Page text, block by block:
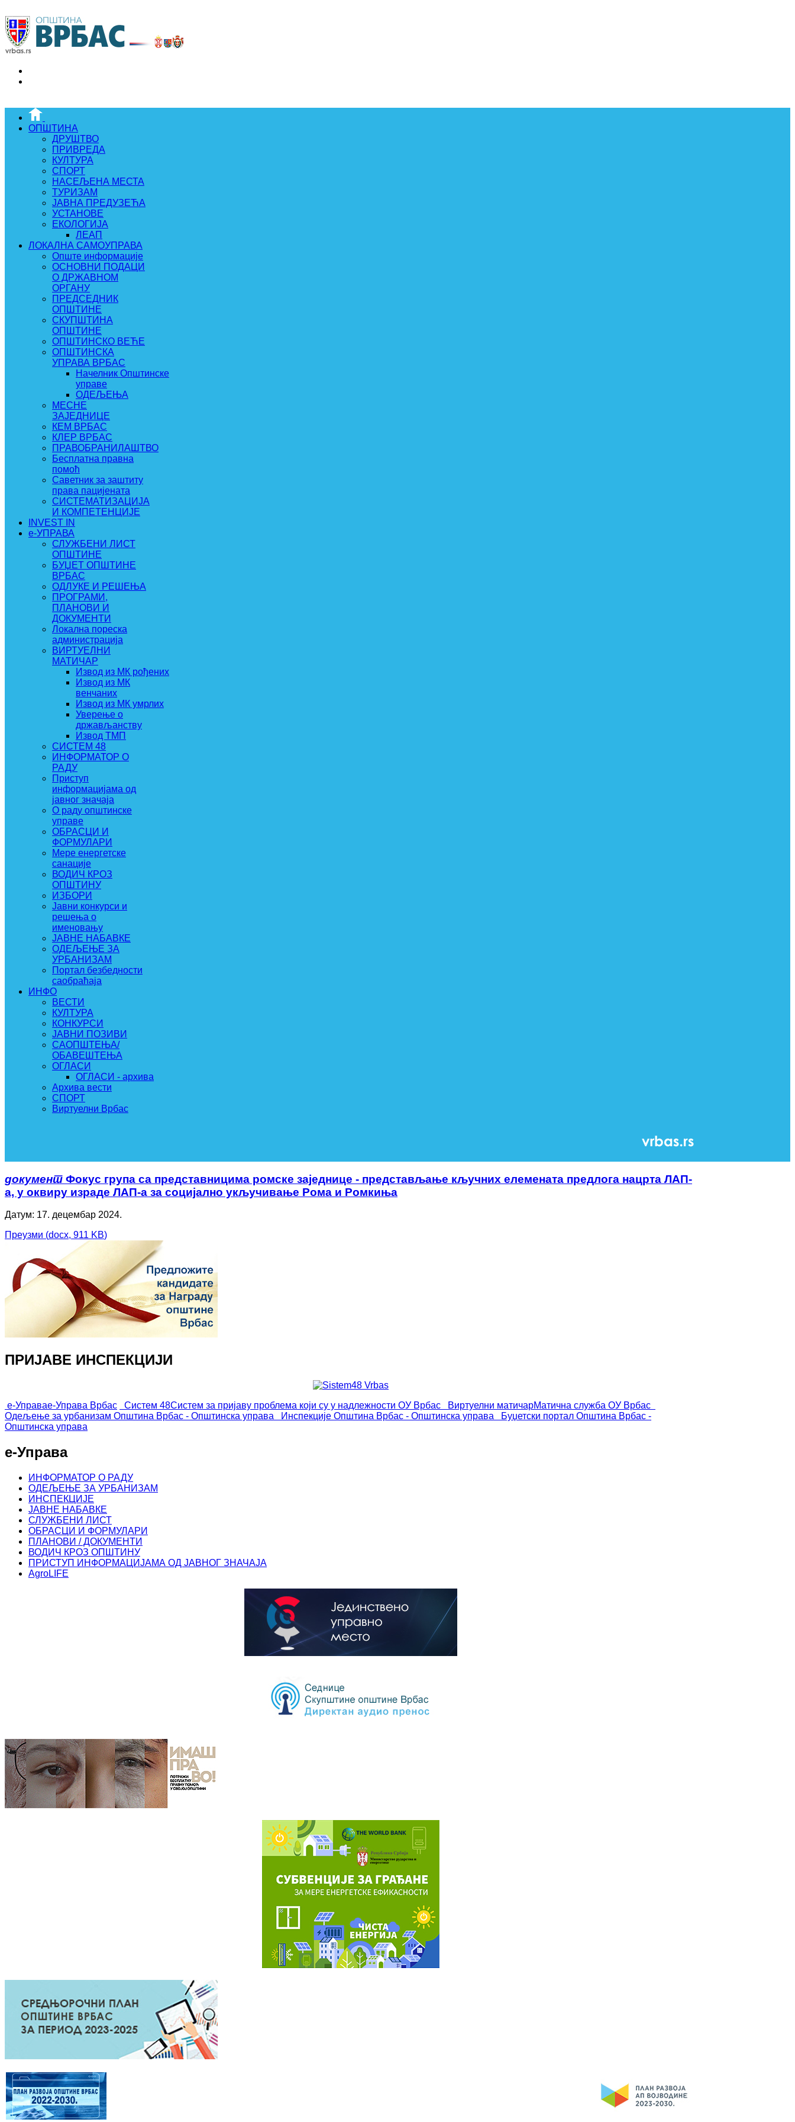
ОПШТИНА
ДРУШТВО
ПРИВРЕДА
КУЛТУРА
СПОРТ
НАСЕЉЕНА МЕСТА
ТУРИЗАМ
ЈАВНА ПРЕДУЗЕЋА
УСТАНОВЕ
ЕКОЛОГИЈА
ЛЕАП
ЛОКАЛНА САМОУПРАВА
Опште информације
ОСНОВНИ ПОДАЦИ
О ДРЖАВНОМ
ОРГАНУ
ПРЕДСЕДНИК
ОПШТИНЕ
СКУПШТИНА
ОПШТИНЕ
ОПШТИНСКО ВЕЋЕ
ОПШТИНСКА
УПРАВА ВРБАС
Начелник Општинске
управе
ОДЕЉЕЊА
МЕСНЕ
ЗАЈЕДНИЦЕ
КЕМ ВРБАС
КЛЕР ВРБАС
ПРАВОБРАНИЛАШТВО
Бесплатна правна
помоћ
Саветник за заштиту
права пацијената
СИСТЕМАТИЗАЦИЈА
И КОМПЕТЕНЦИЈЕ
INVEST IN
e-УПРАВА
СЛУЖБЕНИ ЛИСТ
ОПШТИНЕ
БУЏЕТ ОПШТИНЕ
ВРБАС
ОДЛУКЕ И РЕШЕЊА
ПРОГРАМИ,
ПЛАНОВИ И
ДОКУМЕНТИ
Локална пореска
администрација
ВИРТУЕЛНИ
МАТИЧАР
Извод из МК рођених
Извод из МК
венчаних
Извод из МК умрлих
Уверење о
држављанству
Извод ТМП
СИСТЕМ 48
ИНФОРМАТОР О
РАДУ
Приступ
информацијама од
јавног значаја
О раду општинске
управе
ОБРАСЦИ И
ФОРМУЛАРИ
Мере енергетске
санације
ВОДИЧ КРОЗ
ОПШТИНУ
ИЗБОРИ
Јавни конкурси и
решења о
именовању
ЈАВНЕ НАБАВКЕ
ОДЕЉЕЊЕ ЗА
УРБАНИЗАМ
Портал безбедности
саобраћаја
ИНФО
ВЕСТИ
КУЛТУРА
КОНКУРСИ
ЈАВНИ ПОЗИВИ
САОПШТЕЊА/
ОБАВЕШТЕЊА
ОГЛАСИ
ОГЛАСИ - архива
Архива вести
СПОРТ
Виртуелни Врбас
документ Фокус група са представницима ромске заједнице - представљање кључних елемената предлога нацрта ЛАП-
а, у оквиру израде ЛАП-а за социјално укључивање Рома и Ромкиња
Датум: 17. децембар 2024.
Преузми (docx, 911 KB)
ПРИЈАВЕ ИНСПЕКЦИЈИ
е-Управае-Управа Врбас Систем 48Систем за пријаву проблема који су у надлежности ОУ Врбас Виртуелни матичарМатична служба ОУ Врбас
Одељење за урбанизам Општина Врбас - Општинска управа Инспекције Општина Врбас - Општинска управа Буџетски портал Општина Врбас -
Општинска управа
е-Управа
ИНФОРМАТОР О РАДУ
ОДЕЉЕЊЕ ЗА УРБАНИЗАМ
ИНСПЕКЦИЈЕ
ЈАВНЕ НАБАВКЕ
СЛУЖБЕНИ ЛИСТ
ОБРАСЦИ И ФОРМУЛАРИ
ПЛАНОВИ / ДОКУМЕНТИ
ВОДИЧ КРОЗ ОПШТИНУ
ПРИСТУП ИНФОРМАЦИЈАМА ОД ЈАВНОГ ЗНАЧАЈА
AgroLIFE